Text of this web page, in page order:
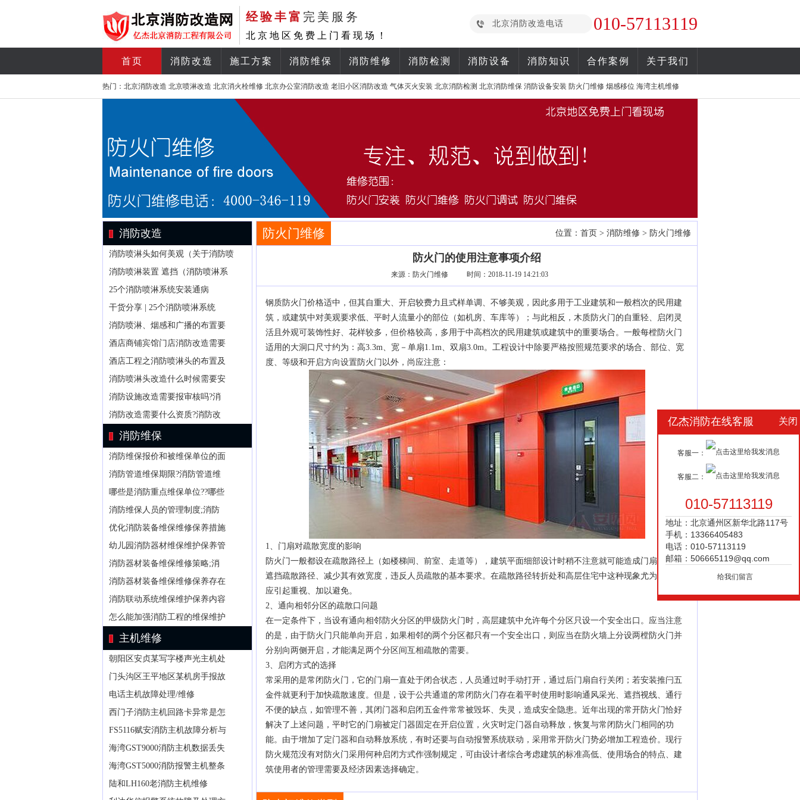
经验丰富 完美服务
北京地区免费上门看现场！
北京消防改造电话 010-57113119
首页 消防改造 施工方案 消防维保 消防维修 消防检测 消防设备 消防知识 合作案例 关于我们
热门： 北京消防改造 北京喷淋改造 北京消火栓维修 北京办公室消防改造 老旧小区消防改造 气体灭火安装 北京消防检测 北京消防维保 消防设备安装 防火门维修 烟感移位 海湾主机维修
消防改造
消防喷淋头如何美观（关于消防喷
消防喷淋装置 遮挡（消防喷淋系
25个消防喷淋系统安装通病
干货分享 | 25个消防喷淋系统
消防喷淋、烟感和广播的布置要
酒店商铺宾馆门店消防改造需要
酒店工程之消防喷淋头的布置及
消防喷淋头改造什么时候需要安
消防设施改造需要报审核吗?消
消防改造需要什么资质?消防改
消防维保
消防维保报价和被维保单位的面
消防管道维保期限?消防管道维
哪些是消防重点维保单位??哪些
消防维保人员的管理制度;消防
优化消防装备维保维修保养措施
幼儿园消防器材维保维护保养管
消防器材装备维保维修策略;消
消防器材装备维保维修保养存在
消防联动系统维保维护保养内容
怎么能加强消防工程的维保维护
主机维修
朝阳区安贞某写字楼声光主机处
门头沟区王平地区某机房手报故
电话主机故障处理/维修
西门子消防主机回路卡异常是怎
FS5116赋安消防主机故障分析与
海湾GST9000消防主机数据丢失
海湾GST5000消防报警主机整条
陆和LH160老消防主机维修
防火门维修 位置： 首页 > 消防维修 > 防火门维修
防火门的使用注意事项介绍
来源： 防火门维修 时间：2018-11-19 14:21:03
钢质防火门价格适中，但其自重大、开启较费力且式样单调、不够美观，因此多用于工业建筑和一般档次的民用建
筑，或建筑中对美观要求低、平时人流量小的部位（如机房、车库等）；与此相反，木质防火门的自重轻、启闭灵
活且外观可装饰性好、花样较多，但价格较高，多用于中高档次的民用建筑或建筑中的重要场合。一般每樘防火门
适用的大洞口尺寸约为：高3.3m、宽－单扇1.1m、双扇3.0m。工程设计中除要严格按照规范要求的场合、部位、宽
度、等级和开启方向设置防火门以外，尚应注意：
1、门扇对疏散宽度的影响
防火门一般都设在疏散路径上（如楼梯间、前室、走道等），建筑平面细部设计时稍不注意就可能造成门扇开启后
遮挡疏散路径、减少其有效宽度，违反人员疏散的基本要求。在疏散路径转折处和高层住宅中这种现象尤为突出，
应引起重视、加以避免。
2、通向相邻分区的疏散口问题
在一定条件下，当设有通向相邻防火分区的甲级防火门时，高层建筑中允许每个分区只设一个安全出口。应当注意
的是，由于防火门只能单向开启，如果相邻的两个分区都只有一个安全出口，则应当在防火墙上分设两樘防火门并
分别向两侧开启，才能满足两个分区间互相疏散的需要。
3、启闭方式的选择
常采用的是常闭防火门，它的门扇一直处于闭合状态，人员通过时手动打开，通过后门扇自行关闭；若安装推闩五
金件就更利于加快疏散速度。但是，设于公共通道的常闭防火门存在着平时使用时影响通风采光、遮挡视线、通行
不便的缺点，如管理不善，其闭门器和启闭五金件常常被毁坏、失灵，造成安全隐患。近年出现的常开防火门恰好
解决了上述问题，平时它的门扇被定门器固定在开启位置，火灾时定门器自动释放，恢复与常闭防火门相同的功
能。由于增加了定门器和自动释放系统，有时还要与自动报警系统联动，采用常开防火门势必增加工程造价。现行
防火规范没有对防火门采用何种启闭方式作强制规定，可由设计者综合考虑建筑的标准高低、使用场合的特点、建
筑使用者的管理需要及经济因素选择确定。
亿杰消防在线客服 关闭
客服一：
客服二：
010-57113119
地址：北京通州区新华北路117号
手机：13366405483
电话：010-57113119
邮箱：506665119@qq.com
给我们留言